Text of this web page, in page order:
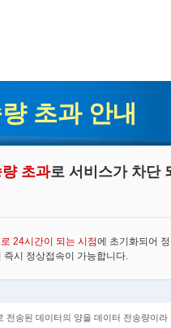
초과 안내
초과로 서비스가 차단
24시간이 되는 시점에 초기화되어
시 정상접속이 가능합니다.
전송된 데이터의 양을 데이터 전송량이라